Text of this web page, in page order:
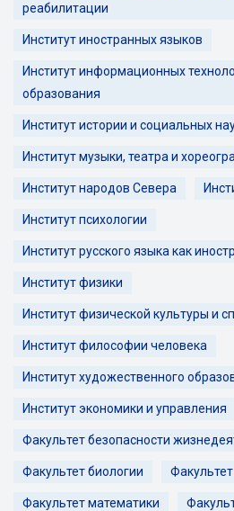
реабилитации
Институт иностранных языков
Институт информационных
образования
Институт истории и социальных
Институт музыки, театра и
Институт народов Севера
Институт психологии
Институт русского языка как
Институт физики
Институт физической культуры и
Институт философии человека
Институт художественного
Институт экономики и управления
Факультет безопасности
Факультет биологии
Факультет математики